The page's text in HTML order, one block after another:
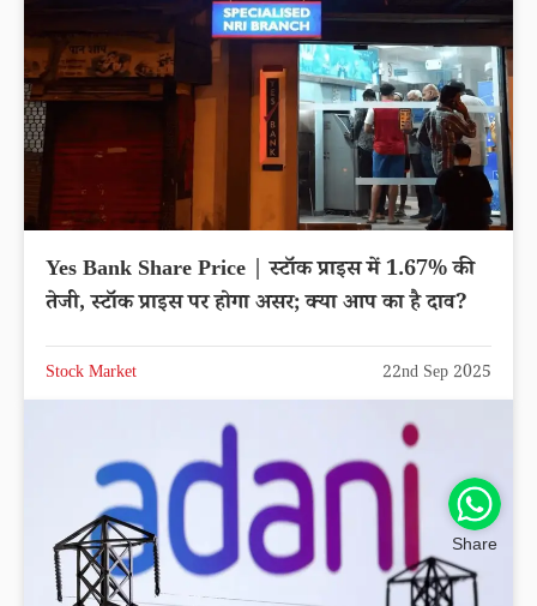
Yes Bank Share Price | स्टॉक प्राइस में 1.67% की
तेजी, स्टॉक प्राइस पर होगा असर; क्या आप का है दाव?
Stock Market 22nd Sep 2025
Share